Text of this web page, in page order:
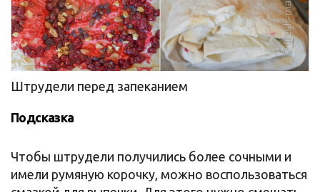
Штрудели перед запеканием
Подсказка
Чтобы штрудели получились более сочными и
имели румяную корочку, можно воспользоваться